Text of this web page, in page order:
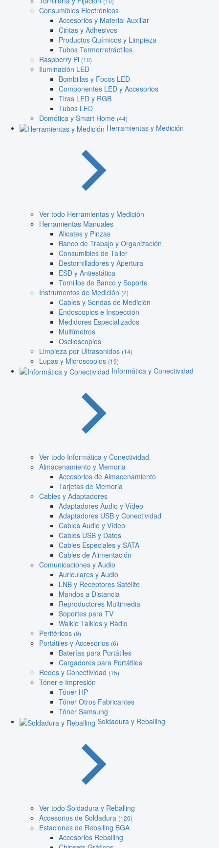
Consumibles Electrónicos
Accesorios y Material Auxiliar
Cintas y Adhesivos
Productos Químicos y Limpieza
Tubos Termorretráctiles
Raspberry Pi (10)
Iluminación LED
Bombillas y Focos LED
Componentes LED y Accesorios
Tiras LED y RGB
Tubos LED
Domótica y Smart Home (44)
Herramientas y Medición
Ver todo Herramientas y Medición
Herramientas Manuales
Alicates y Pinzas
Banco de Trabajo y Organización
Consumibles de Taller
Destornilladores y Apertura
ESD y Antiestática
Tornillos de Banco y Soporte
Instrumentos de Medición (2)
Cables y Sondas de Medición
Endoscopios e Inspección
Medidores Especializados
Multímetros
Osciloscopios
Limpieza por Ultrasonidos (14)
Lupas y Microscopios (19)
Informática y Conectividad
Ver todo Informática y Conectividad
Almacenamiento y Memoria
Accesorios de Almacenamiento
Tarjetas de Memoria
Cables y Adaptadores
Adaptadores Audio y Vídeo
Adaptadores USB y Conectividad
Cables Audio y Vídeo
Cables USB y Datos
Cables Especiales y SATA
Cables de Alimentación
Comunicaciones y Audio
Auriculares y Audio
LNB y Receptores Satélite
Mandos a Distancia
Reproductores Multimedia
Soportes para TV
Walkie Talkies y Radio
Periféricos (9)
Portátiles y Accesorios (6)
Baterías para Portátiles
Cargadores para Portátiles
Redes y Conectividad (15)
Tóner e Impresión
Tóner HP
Tóner Otros Fabricantes
Tóner Samsung
Soldadura y Reballing
Ver todo Soldadura y Reballing
Accesorios de Soldadura (126)
Estaciones de Reballing BGA
Accesorios Reballing